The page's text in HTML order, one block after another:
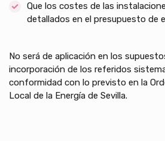
Que los costes de las
detallados en el presupuesto de
No será de aplicación en los
incorporación de los referidos
conformidad con lo previsto en la
Local de la Energía de Sevilla.